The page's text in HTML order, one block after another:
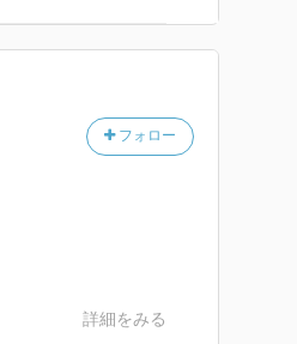
フォロー
詳細をみる